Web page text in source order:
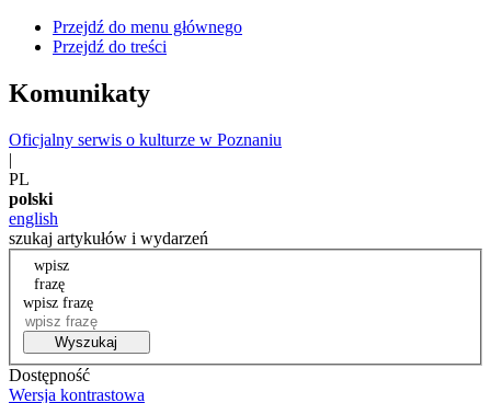
Przejdź do menu głównego
Przejdź do treści
Komunikaty
Oficjalny serwis o kulturze w Poznaniu
|
PL
polski
english
szukaj artykułów i wydarzeń
wpisz
frazę
wpisz frazę
Wyszukaj
Dostępność
Wersja kontrastowa